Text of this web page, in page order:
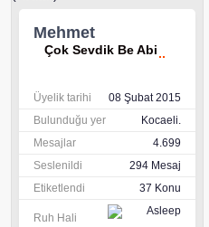
Mehmet
Çok Sevdik Be Abi
Üyelik tarihi
08 Şubat 2015
Bulunduğu yer
Kocaeli.
Mesajlar
4.699
Seslenildi
294 Mesaj
Etiketlendi
37 Konu
Ruh Hali